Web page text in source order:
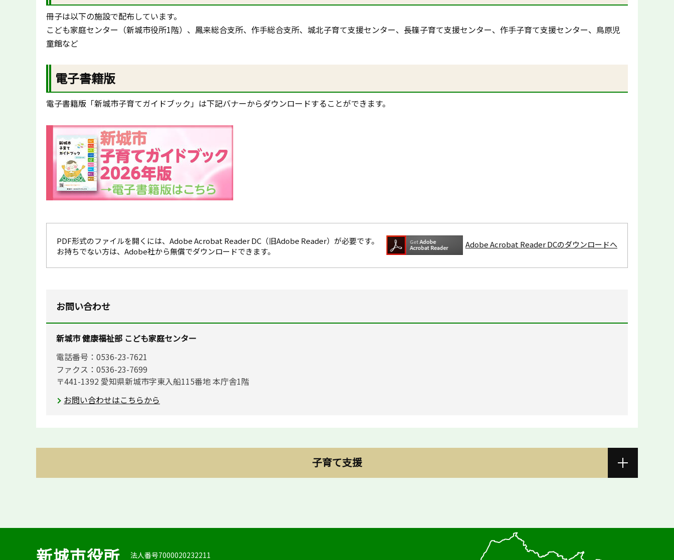
冊子は以下の施設で配布しています。
こども家庭センター（新城市役所1階）、鳳来総合支所、作手総合支所、城北子育て支援センター、長篠子育て支援センター、作手子育て支援センター、鳥原児
童館など
電子書籍版
電子書籍版「新城市子育てガイドブック」は下記バナーからダウンロードすることができます。
PDF形式のファイルを開くには、Adobe Acrobat Reader DC（旧Adobe Reader）が必要です。
お持ちでない方は、Adobe社から無償でダウンロードできます。
Adobe Acrobat Reader DCのダウンロードへ
お問い合わせ
新城市 健康福祉部 こども家庭センター
電話番号：0536-23-7621
ファクス：0536-23-7699
〒441-1392 愛知県新城市字東入船115番地 本庁舎1階
お問い合わせはこちらから
子育て支援
新城市役所 法人番号7000020232211